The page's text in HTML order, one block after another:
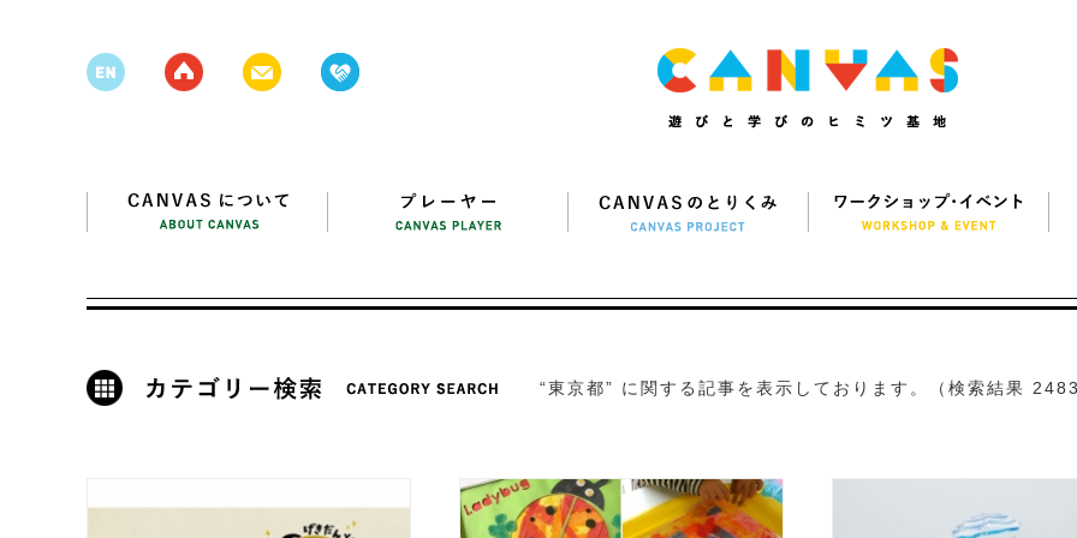
“東京都” に関する記事を表示しております。（検索結果